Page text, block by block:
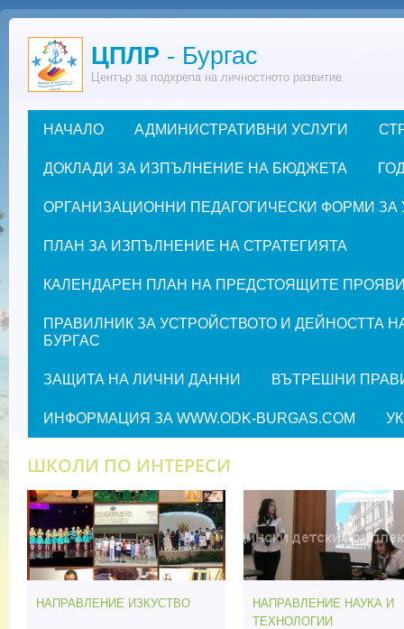
Премини към основното съдържание
ЦПЛР - Бургас
Център за подкрепа на личностното развитие
Основно меню
НАЧАЛО АДМИНИСТРАТИВНИ УСЛУГИ
ДОКЛАДИ ЗА ИЗПЪЛНЕНИЕ НА БЮДЖЕТА
ОРГАНИЗАЦИОННИ ПЕДАГОГИЧЕСКИ ФОРМИ ЗА
ПЛАН ЗА ИЗПЪЛНЕНИЕ НА СТРАТЕГИЯТА
КАЛЕНДАРЕН ПЛАН НА ПРЕДСТОЯЩИТЕ ПРОЯВИ
ПРАВИЛНИК ЗА УСТРОЙСТВОТО И ДЕЙНОСТТА
БУРГАС
ЗАЩИТА НА ЛИЧНИ ДАННИ ВЪТРЕШНИ
ИНФОРМАЦИЯ ЗА WWW.ODK-BURGAS.COM
ШКОЛИ ПО ИНТЕРЕСИ
НАПРАВЛЕНИЕ ИЗКУСТВО
НАПРАВЛЕНИЕ НАУКА И
ТЕХНОЛОГИИ